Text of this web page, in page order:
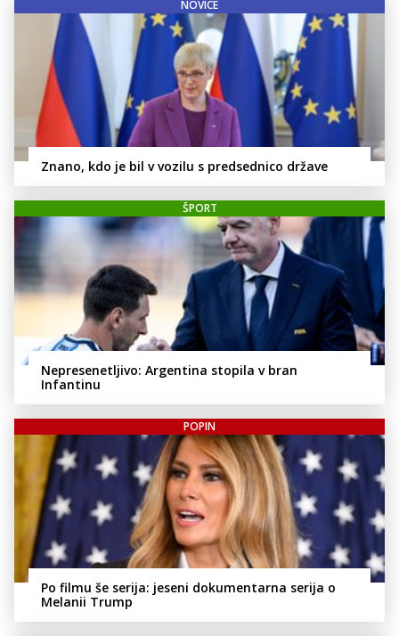
NOVICE
Znano, kdo je bil v vozilu s predsednico države
ŠPORT
Nepresenetljivo: Argentina stopila v bran
Infantinu
POPIN
Po filmu še serija: jeseni dokumentarna serija o
Melanii Trump